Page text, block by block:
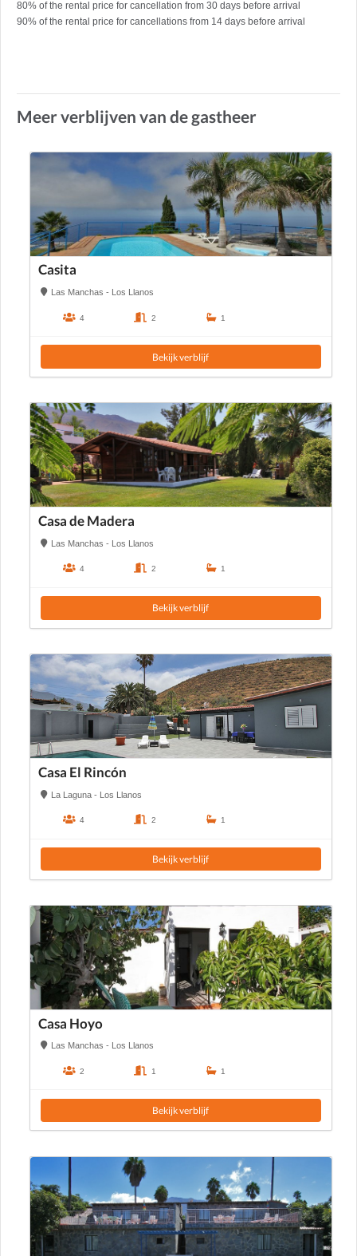
80% of the rental price for cancellation from 30 days before arrival
90% of the rental price for cancellations from 14 days before arrival
Meer verblijven van de gastheer
Casita
Las Manchas - Los Llanos
4 2 1
Bekijk verblijf
Casa de Madera
Las Manchas - Los Llanos
4 2 1
Bekijk verblijf
Casa El Rincón
La Laguna - Los Llanos
4 2 1
Bekijk verblijf
Casa Hoyo
Las Manchas - Los Llanos
2 1 1
Bekijk verblijf